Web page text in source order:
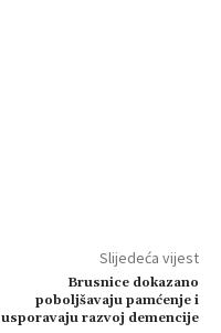
Slijedeća vijest
Brusnice dokazano
poboljšavaju pamćenje i
usporavaju razvoj demencije